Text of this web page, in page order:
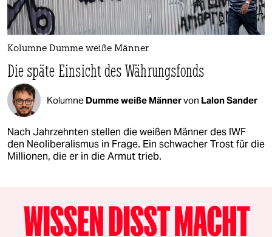
Kolumne Dumme weiße Männer
Die späte Einsicht des Währungsfonds
Kolumne Dumme weiße Männervon Lalon Sander
Nach Jahrzehnten stellen die weißen Männer des IWF
den Neoliberalismus in Frage. Ein schwacher Trost für die
Millionen, die er in die Armut trieb.